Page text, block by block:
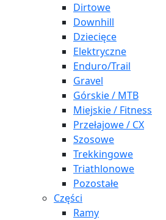
Dirtowe
Downhill
Dziecięce
Elektryczne
Enduro/Trail
Gravel
Górskie / MTB
Miejskie / Fitness
Przełajowe / CX
Szosowe
Trekkingowe
Triathlonowe
Pozostałe
Części
Ramy